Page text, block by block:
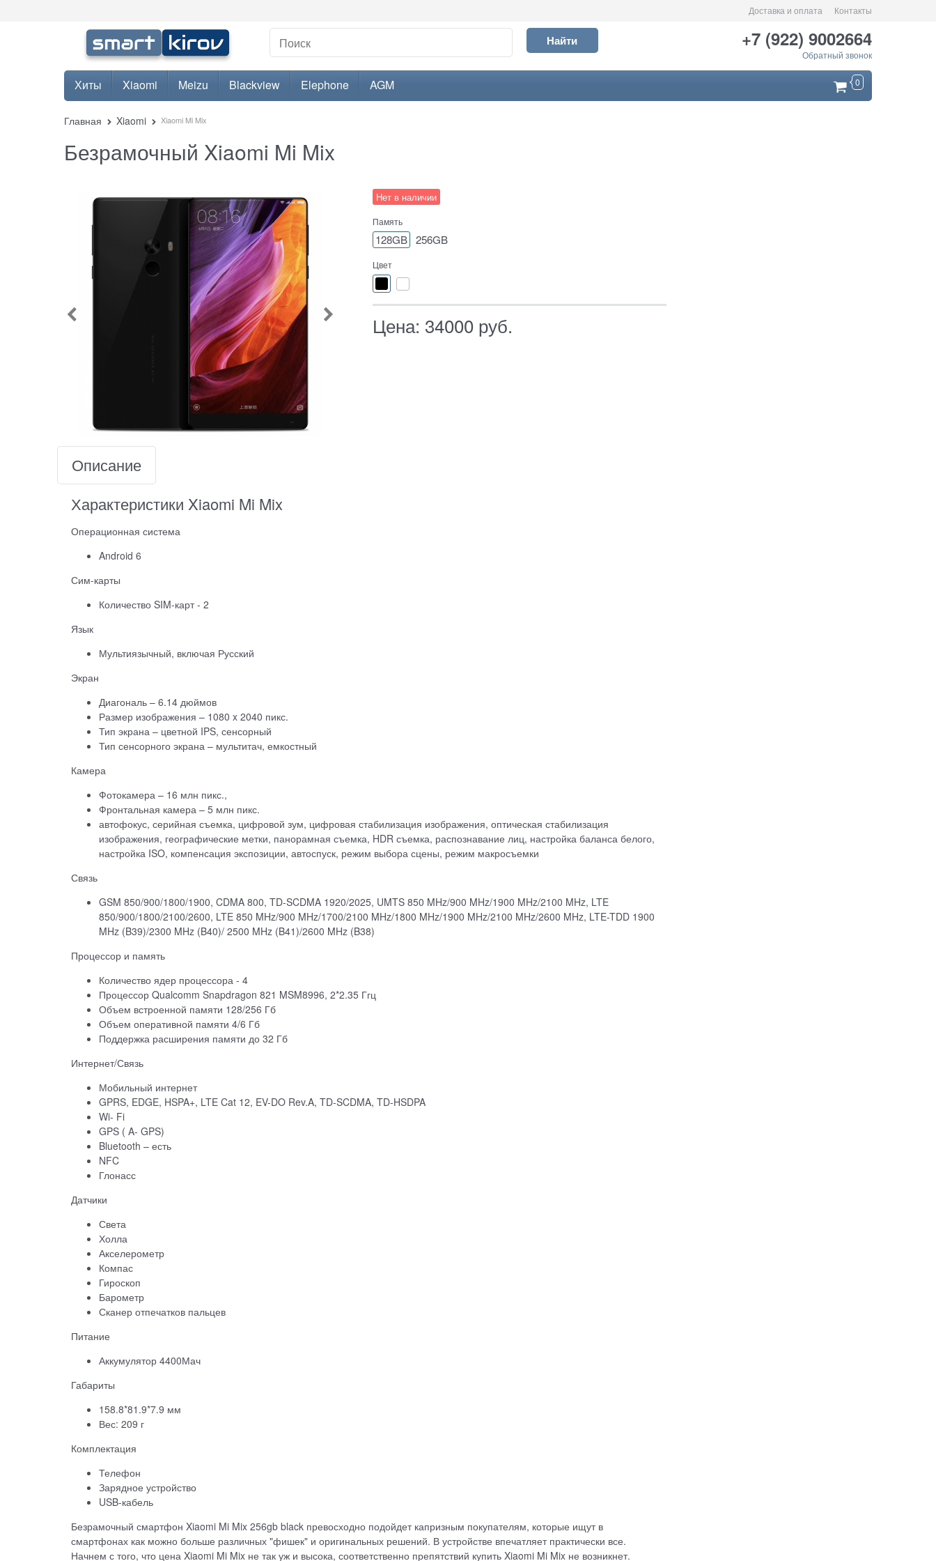
Доставка и оплата Контакты
Найти +7 (922) 9002664
Обратный звонок
Хиты Xiaomi Meizu Blackview Elephone AGM 0
Главная Xiaomi Xiaomi Mi Mix
Безрамочный Xiaomi Mi Mix
Нет в наличии
Память
128GB 256GB
Цвет
Цена: 34000 руб.
Описание
Характеристики Xiaomi Mi Mix
Операционная система
Android 6
Сим-карты
Количество SIM-карт - 2
Язык
Мультиязычный, включая Русский
Экран
Диагональ – 6.14 дюймов
Размер изображения – 1080 x 2040 пикс.
Тип экрана – цветной IPS, сенсорный
Тип сенсорного экрана – мультитач, емкостный
Камера
Фотокамера – 16 млн пикс.,
Фронтальная камера – 5 млн пикс.
автофокус, серийная съемка, цифровой зум, цифровая стабилизация изображения, оптическая стабилизация
изображения, географические метки, панорамная съемка, HDR съемка, распознавание лиц, настройка баланса белого,
настройка ISO, компенсация экспозиции, автоспуск, режим выбора сцены, режим макросъемки
Связь
GSM 850/900/1800/1900, CDMA 800, TD-SCDMA 1920/2025, UMTS 850 MHz/900 MHz/1900 MHz/2100 MHz, LTE
850/900/1800/2100/2600, LTE 850 MHz/900 MHz/1700/2100 MHz/1800 MHz/1900 MHz/2100 MHz/2600 MHz, LTE-TDD 1900
MHz (B39)/2300 MHz (B40)/ 2500 MHz (B41)/2600 MHz (B38)
Процессор и память
Количество ядер процессора - 4
Процессор Qualcomm Snapdragon 821 MSM8996, 2*2.35 Ггц
Объем встроенной памяти 128/256 Гб
Объем оперативной памяти 4/6 Гб
Поддержка расширения памяти до 32 Гб
Интернет/Связь
Мобильный интернет
GPRS, EDGE, HSPA+, LTE Cat 12, EV-DO Rev.A, TD-SCDMA, TD-HSDPA
Wi- Fi
GPS ( A- GPS)
Bluetooth – есть
NFC
Глонасс
Датчики
Света
Холла
Акселерометр
Компас
Гироскоп
Барометр
Сканер отпечатков пальцев
Питание
Аккумулятор 4400Мач
Габариты
158.8*81.9*7.9 мм
Вес: 209 г
Комплектация
Телефон
Зарядное устройство
USB-кабель
Безрамочный смартфон Xiaomi Mi Mix 256gb black превосходно подойдет капризным покупателям, которые ищут в
смартфонах как можно больше различных "фишек" и оригинальных решений. В устройстве впечатляет практически все.
Начнем с того, что цена Xiaomi Mi Mix не так уж и высока, соответственно препятствий купить Xiaomi Mi Mix не возникнет.